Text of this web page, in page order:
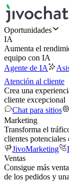
Oportunidades
IA
Aumenta el
equipo con IA
Agente de IA
Atención al cliente
Crea una
cliente excepcional
Chat para sitios
Marketing
Transforma el
clientes potenciales
JivoMarketing
Ventas
Consigue más
de los pedidos y